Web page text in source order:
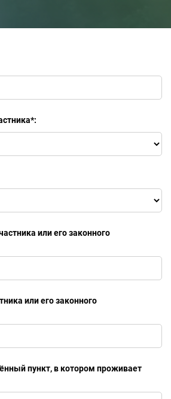
*:
или его законного
или его законного
пункт, в котором проживает